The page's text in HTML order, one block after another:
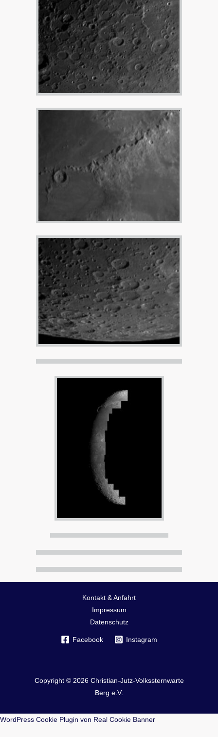
Kontakt & Anfahrt
Impressum
Datenschutz
Facebook Instagram
Copyright © 2026 Christian-Jutz-Volkssternwarte
Berg e.V.
WordPress Cookie Plugin von Real Cookie Banner